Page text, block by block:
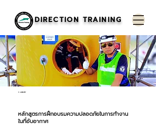
DIRECTION TRAINING
< กลับไป
หลักสูตรการฝึกอบรมความปลอดภัยในการทำงาน
ในที่อับอากาศ